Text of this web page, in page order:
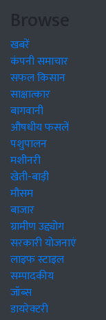
Browse
खबरें
कंपनी समाचार
सफल किसान
साक्षात्कार
बागवानी
औषधीय फसलें
पशुपालन
मशीनरी
खेती-बाड़ी
मौसम
बाजार
ग्रामीण उद्द्योग
सरकारी योजनाएं
लाइफ स्टाइल
सम्पादकीय
जॉब्स
डायरेक्टरी